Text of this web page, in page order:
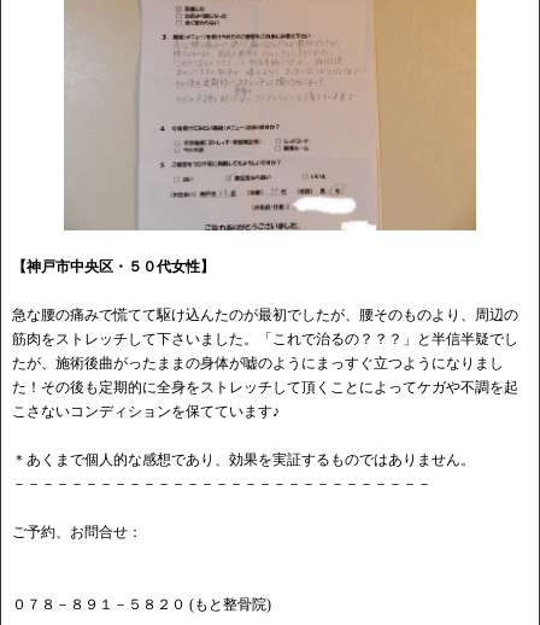
【神戸市中央区・５０代女性】
急な腰の痛みで慌てて駆け込んたのが最初でしたが、腰そのものより、周辺の
筋肉をストレッチして下さいました。「これで治るの？？？」と半信半疑でし
たが、施術後曲がったままの身体が嘘のようにまっすぐ立つようになりまし
た！その後も定期的に全身をストレッチして頂くことによってケガや不調を起
こさないコンディションを保てています♪
＊あくまで個人的な感想であり、効果を実証するものではありません。
－－－－－－－－－－－－－－－－－－－－－－－－－－－－－
ご予約、お問合せ：
０７８－８９１－５８２０ (もと整骨院)